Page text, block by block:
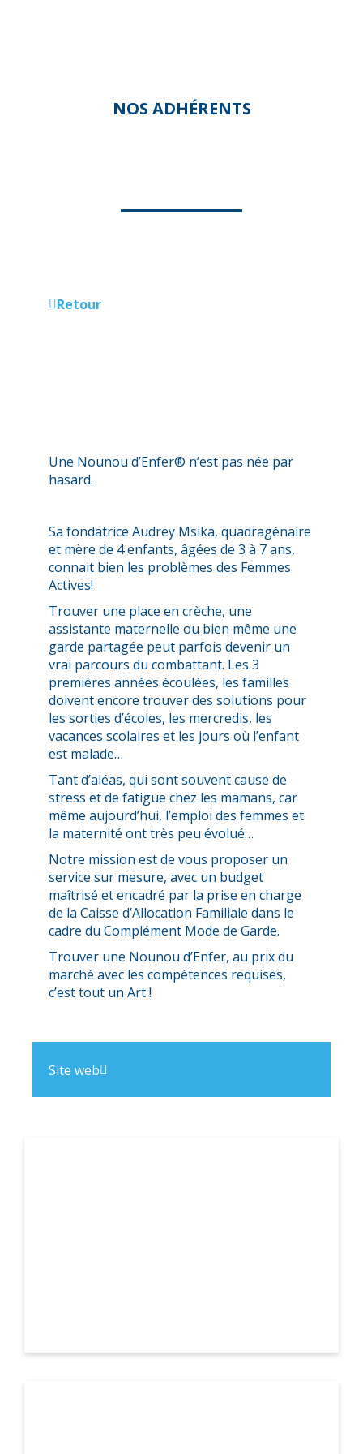
NOS ADHÉRENTS
Retour
Une Nounou d’Enfer® n’est pas née par
hasard.
Sa fondatrice Audrey Msika, quadragénaire
et mère de 4 enfants, âgées de 3 à 7 ans,
connait bien les problèmes des Femmes
Actives!
Trouver une place en crèche, une
assistante maternelle ou bien même une
garde partagée peut parfois devenir un
vrai parcours du combattant. Les 3
premières années écoulées, les familles
doivent encore trouver des solutions pour
les sorties d’écoles, les mercredis, les
vacances scolaires et les jours où l’enfant
est malade…
Tant d’aléas, qui sont souvent cause de
stress et de fatigue chez les mamans, car
même aujourd’hui, l’emploi des femmes et
la maternité ont très peu évolué…
Notre mission est de vous proposer un
service sur mesure, avec un budget
maîtrisé et encadré par la prise en charge
de la Caisse d’Allocation Familiale dans le
cadre du Complément Mode de Garde.
Trouver une Nounou d’Enfer, au prix du
marché avec les compétences requises,
c’est tout un Art !
Site web